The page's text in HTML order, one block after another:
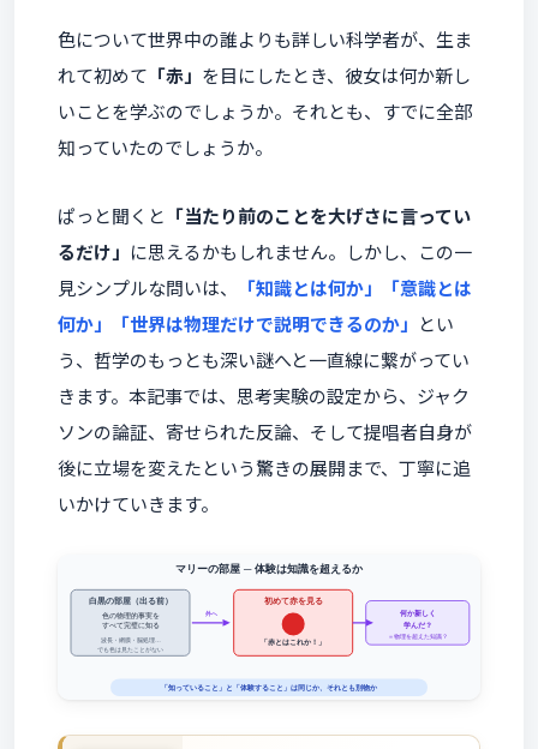
色について世界中の誰よりも詳しい科学者が、生ま
れて初めて 「赤」 を目にしたとき、彼女は何か新し
いことを学ぶのでしょうか。それとも、すでに全部
知っていたのでしょうか。
ぱっと聞くと 「当たり前のことを大げさに言ってい
るだけ」 に思えるかもしれません。しかし、この一
見シンプルな問いは、
「知識とは何か」「意識とは
何か」「世界は物理だけで説明できるのか」 とい
う、哲学のもっとも深い謎へと一直線に繋がってい
きます。本記事では、思考実験の設定から、ジャク
ソンの論証、寄せられた反論、そして提唱者自身が
後に立場を変えたという驚きの展開まで、丁寧に追
いかけていきます。